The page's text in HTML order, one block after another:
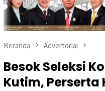
Beranda Advertorial
Besok Seleksi
Kutim, Perserta